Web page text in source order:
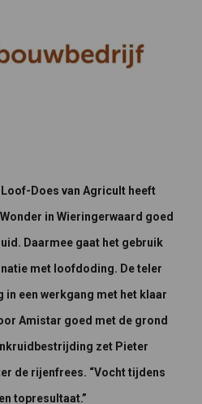
Does van Agricult heeft
in Wieringerwaard goed
Daarmee gaat het gebruik
met loofdoding. De teler
een werkgang met het klaar
Amistar goed met de grond
zet Pieter
de rijenfrees. “Vocht tijdens
topresultaat.”